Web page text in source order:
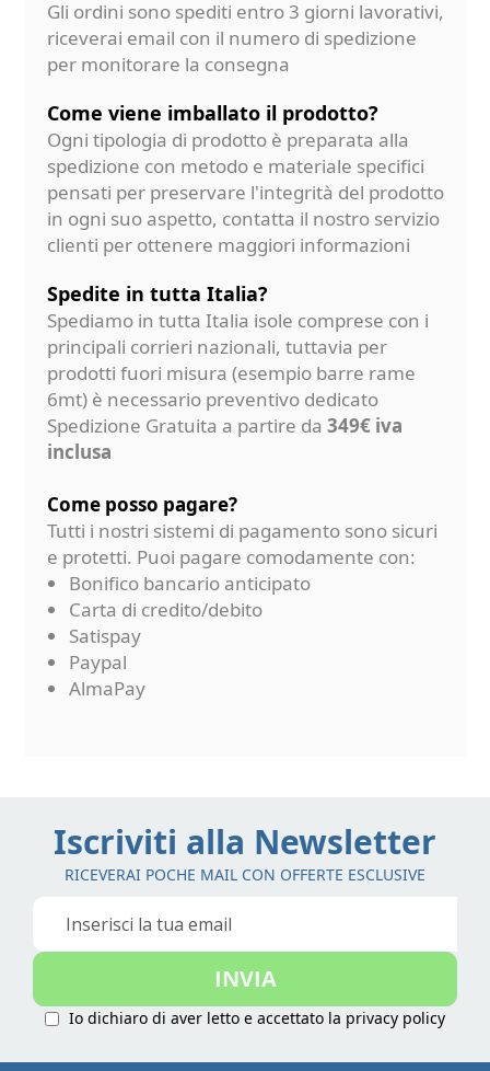
Gli ordini sono spediti entro 3 giorni lavorativi,
riceverai email con il numero di spedizione
per monitorare la consegna
Come viene imballato il prodotto?
Ogni tipologia di prodotto è preparata alla
spedizione con metodo e materiale specifici
pensati per preservare l'integrità del prodotto
in ogni suo aspetto, contatta il nostro servizio
clienti per ottenere maggiori informazioni
Spedite in tutta Italia?
Spediamo in tutta Italia isole comprese con i
principali corrieri nazionali, tuttavia per
prodotti fuori misura (esempio barre rame
6mt) è necessario preventivo dedicato
Spedizione Gratuita a partire da 349€ iva
inclusa
Come posso pagare?
Tutti i nostri sistemi di pagamento sono sicuri
e protetti. Puoi pagare comodamente con:
Bonifico bancario anticipato
Carta di credito/debito
Satispay
Paypal
AlmaPay
Iscriviti alla Newsletter
RICEVERAI POCHE MAIL CON OFFERTE ESCLUSIVE
Iscriviti
nostra
INVIA
Io dichiaro di aver letto e accettato la privacy policy